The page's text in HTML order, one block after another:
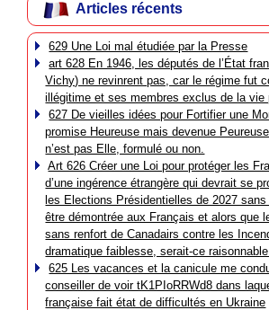
Articles récents
629 Une Loi mal étudiée par la Presse
art 628 En 1946, les députés de l’État
Vichy) ne revinrent pas, car le régime fut
illégitime et ses membres exclus de la vie
627 De vieilles idées pour Fortifier une
promise Heureuse mais devenue
n’est pas Elle, formulé ou non.
Art 626 Créer une Loi pour protéger les
d’une ingérence étrangère qui devrait se
les Elections Présidentielles de 2027 sans
être démontrée aux Français et alors que
sans renfort de Canadairs contre les
dramatique faiblesse, serait-ce
625 Les vacances et la canicule me
conseiller de voir tK1PIoRRWd8 dans
française fait état de difficultés en Ukraine